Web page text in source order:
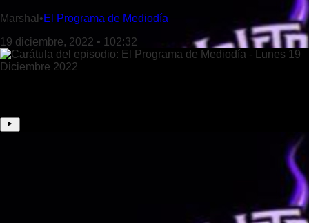
Marshal •El Programa de Mediodía
19 diciembre, 2022 • 102:32